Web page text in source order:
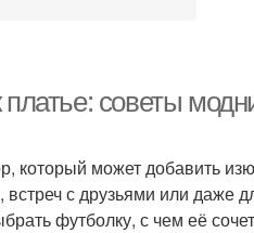
платье: советы
который может добавить
встреч с друзьями или даже
футболку, с чем её